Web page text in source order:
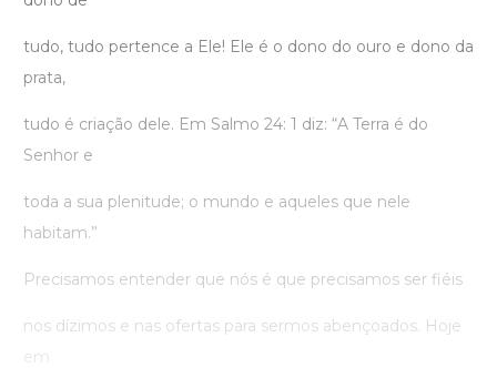
tudo, tudo pertence a Ele! Ele é o dono do ouro e dono da
prata,
tudo é criação dele. Em Salmo 24: 1 diz: “A Terra é do
Senhor e
toda a sua plenitude; o mundo e aqueles que nele
habitam.”
Precisamos entender que nós é que precisamos ser fiéis
nos dízimos e nas ofertas para sermos abençoados. Hoje
em